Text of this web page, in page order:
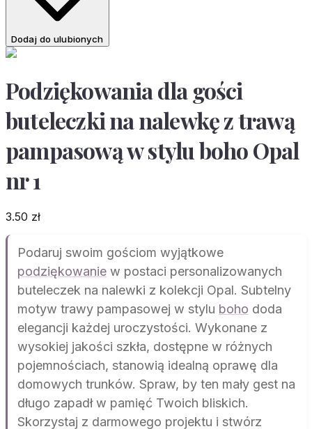
Dodaj do ulubionych
Podziękowania dla gości
buteleczki na nalewkę z trawą
pampasową w stylu boho Opal
nr 1
3.50 zł
Podaruj swoim gościom wyjątkowe
podziękowanie w postaci personalizowanych
buteleczek na nalewki z kolekcji Opal. Subtelny
motyw trawy pampasowej w stylu boho doda
elegancji każdej uroczystości. Wykonane z
wysokiej jakości szkła, dostępne w różnych
pojemnościach, stanowią idealną oprawę dla
domowych trunków. Spraw, by ten mały gest na
długo zapadł w pamięć Twoich bliskich.
Skorzystaj z darmowego projektu i stwórz